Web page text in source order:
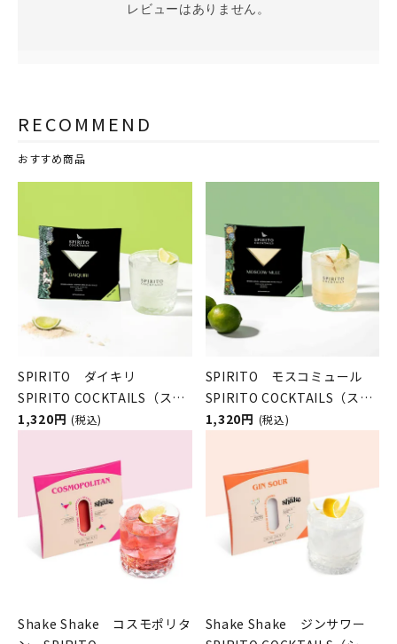
レビューはありません。
RECOMMEND
おすすめ商品
SPIRITO ダイキリ
SPIRITO COCKTAILS（スピ
リットカクテルズ）
1,320円 (税込)
SPIRITO モスコミュール
SPIRITO COCKTAILS（スピ
リットカクテルズ）
1,320円 (税込)
Shake Shake コスモポリタ
Shake Shake ジンサワー